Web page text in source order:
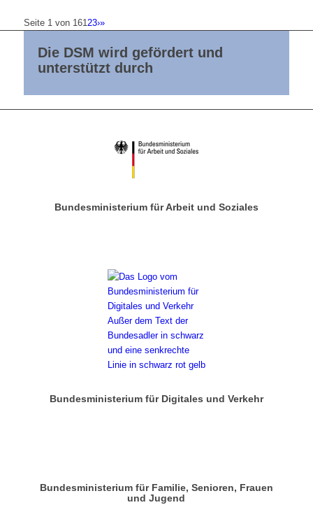
Seite 1 von 16123›»
Die DSM wird gefördert und
unterstützt durch
Bundesministerium für Arbeit und Soziales
Bundesministerium für Digitales und Verkehr
Bundesministerium für Familie, Senioren, Frauen
und Jugend